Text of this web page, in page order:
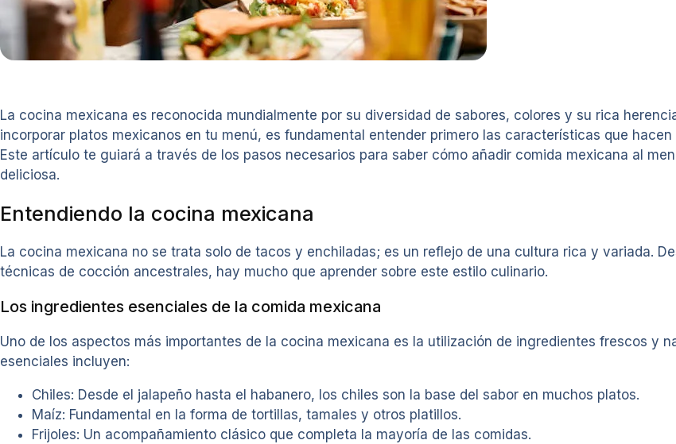
La cocina mexicana es reconocida mundialmente por su diversidad de sabores, colores y su rica
incorporar platos mexicanos en tu menú, es fundamental entender primero las características que
Este artículo te guiará a través de los pasos necesarios para saber cómo añadir comida mexicana al
deliciosa.
Entendiendo la cocina mexicana
La cocina mexicana no se trata solo de tacos y enchiladas; es un reflejo de una cultura rica y variada.
técnicas de cocción ancestrales, hay mucho que aprender sobre este estilo culinario.
Los ingredientes esenciales de la comida mexicana
Uno de los aspectos más importantes de la cocina mexicana es la utilización de ingredientes frescos y
esenciales incluyen:
Chiles: Desde el jalapeño hasta el habanero, los chiles son la base del sabor en muchos platos.
Maíz: Fundamental en la forma de tortillas, tamales y otros platillos.
Frijoles: Un acompañamiento clásico que completa la mayoría de las comidas.